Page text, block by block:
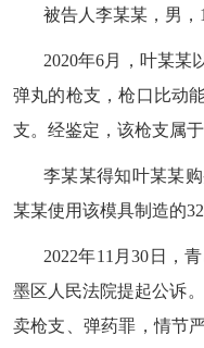
被告人李某某，男，
2020年6月，叶某某
弹丸的枪支，枪口比动
支。经鉴定，该枪支属
李某某得知叶某某
某某使用该模具制造的
2022年11月30日，
墨区人民法院提起公诉
卖枪支、弹药罪，情节